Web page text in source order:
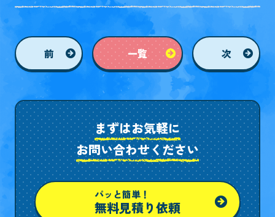
前 一覧 次
まずはお気軽に
お問い合わせください
パッと簡単！
無料見積り依頼